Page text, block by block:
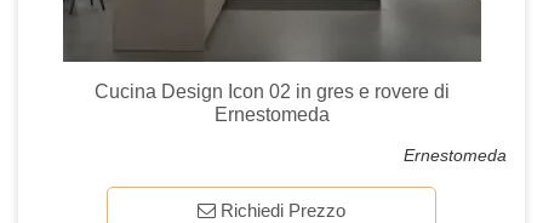
Cucina Design Icon 02 in gres e rovere di
Ernestomeda
Ernestomeda
Richiedi Prezzo